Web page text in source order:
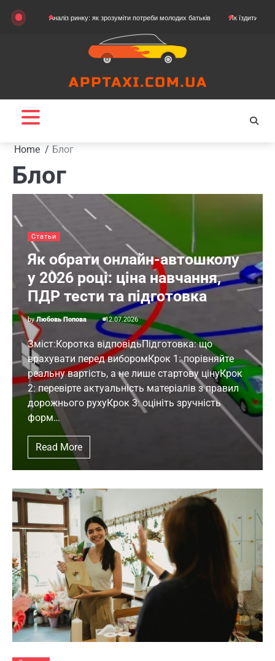
Skip
Аналіз ринку: як зрозуміти потреби молодих батьків Як їздити на картингу
Home Блог
Блог
Статьи
Як обрати онлайн-автошколу
у 2026 році: ціна навчання,
ПДР тести та підготовка
byЛюбовь Попова 12.07.2026
Зміст:Коротка відповідьПідготовка: що
врахувати перед виборомКрок 1: порівняйте
реальну вартість, а не лише стартову цінуКрок
2: перевірте актуальність матеріалів з правил
дорожнього рухуКрок 3: оцініть зручність
форм…
Read More